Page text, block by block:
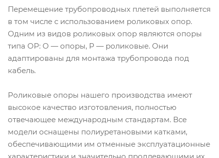
Перемещение трубопроводных плетей выполняется
в том числе с использованием роликовых опор.
Одним из видов роликовых опор являются опоры
типа ОР: О — опоры, Р — роликовые. Они
адаптированы для монтажа трубопровода под
кабель.
Роликовые опоры нашего производства имеют
высокое качество изготовления, полностью
отвечающее международным стандартам. Все
модели оснащены полиуретановыми катками,
обеспечивающими им отменные эксплуатационные